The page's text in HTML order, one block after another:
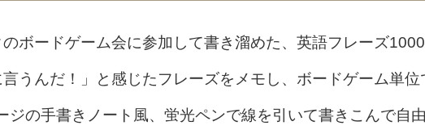
ボードゲーム会に参加して書き溜めた、英語フレーズ1000
言うんだ！」と感じたフレーズをメモし、ボードゲーム単
ジの手書きノート風、蛍光ペンで線を引いて書きこんで自